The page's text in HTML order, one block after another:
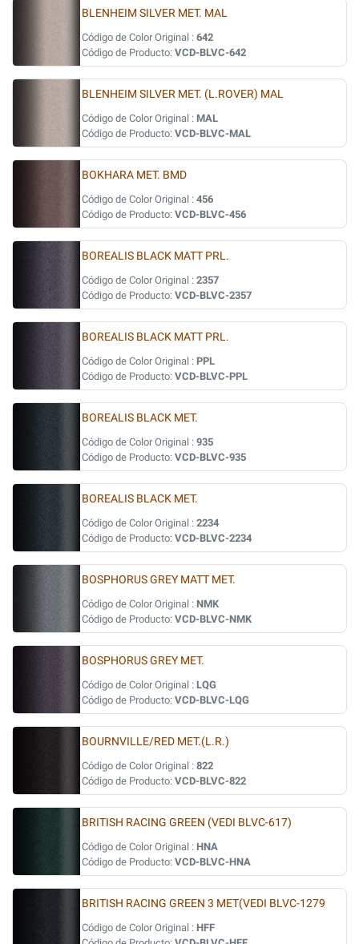
BLENHEIM SILVER MET. MAL
Código de Color Original : 642
Código de Producto: VCD-BLVC-642
BLENHEIM SILVER MET. (L.ROVER) MAL
Código de Color Original : MAL
Código de Producto: VCD-BLVC-MAL
BOKHARA MET. BMD
Código de Color Original : 456
Código de Producto: VCD-BLVC-456
BOREALIS BLACK MATT PRL.
Código de Color Original : 2357
Código de Producto: VCD-BLVC-2357
BOREALIS BLACK MATT PRL.
Código de Color Original : PPL
Código de Producto: VCD-BLVC-PPL
BOREALIS BLACK MET.
Código de Color Original : 935
Código de Producto: VCD-BLVC-935
BOREALIS BLACK MET.
Código de Color Original : 2234
Código de Producto: VCD-BLVC-2234
BOSPHORUS GREY MATT MET.
Código de Color Original : NMK
Código de Producto: VCD-BLVC-NMK
BOSPHORUS GREY MET.
Código de Color Original : LQG
Código de Producto: VCD-BLVC-LQG
BOURNVILLE/RED MET.(L.R.)
Código de Color Original : 822
Código de Producto: VCD-BLVC-822
BRITISH RACING GREEN (VEDI BLVC-617)
Código de Color Original : HNA
Código de Producto: VCD-BLVC-HNA
BRITISH RACING GREEN 3 MET(VEDI BLVC-1279
Código de Color Original : HFF